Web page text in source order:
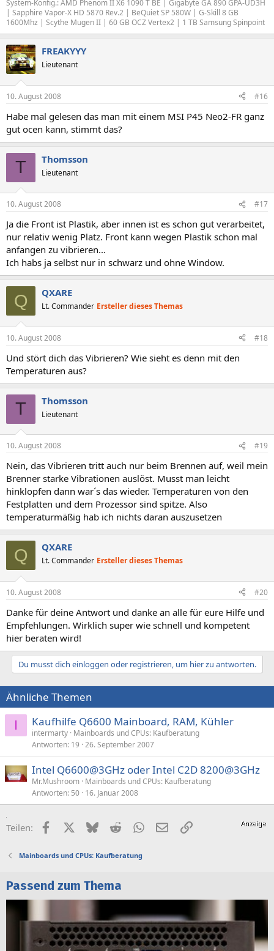
System-Konfig.: AMD Phenom II X6 1090 T BE | Gigabyte GA 890 GPA-UD3H
| Sapphire Vapor-X HD 5870 Rev.2 | BeQuiet SP 580W | G-Skill 8 GB
1600Mhz | Scythe Mugen II | 60 GB OCZ Vertex2 | 1 TB Samsung Spinpoint
FREAKYYY
Lieutenant
10. August 2008 #16
Habe mal gelesen das man mit einem MSI P45 Neo2-FR ganz
gut ocen kann, stimmt das?
T Thomsson
Lieutenant
10. August 2008 #17
Ja die Front ist Plastik, aber innen ist es schon gut verarbeitet,
nur relativ wenig Platz. Front kann wegen Plastik schon mal
anfangen zu vibrieren...
Ich habs ja selbst nur in schwarz und ohne Window.
Q QXARE
Lt. Commander Ersteller dieses Themas
10. August 2008 #18
Und stört dich das Vibrieren? Wie sieht es denn mit den
Temperaturen aus?
T Thomsson
Lieutenant
10. August 2008 #19
Nein, das Vibrieren tritt auch nur beim Brennen auf, weil mein
Brenner starke Vibrationen auslöst. Musst man leicht
hinklopfen dann war´s das wieder. Temperaturen von den
Festplatten und dem Prozessor sind spitze. Also
temperaturmäßig hab ich nichts daran auszusetzen
Q QXARE
Lt. Commander Ersteller dieses Themas
10. August 2008 #20
Danke für deine Antwort und danke an alle für eure Hilfe und
Empfehlungen. Wirklich super wie schnell und kompetent
hier beraten wird!
Du musst dich einloggen oder registrieren, um hier zu antworten.
Ähnliche Themen
I Kaufhilfe Q6600 Mainboard, RAM, Kühler
intermarty Mainboards und CPUs: Kaufberatung
Antworten 19 26. September 2007
Intel Q6600@3GHz oder Intel C2D 8200@3GHz
Mr.Mushroom Mainboards und CPUs: Kaufberatung
Antworten 50 16. Januar 2008
Teilen: FacebookX (Twitter)
BlueskyRedditWhatsApp
E-MailLink
Mainboards und CPUs: Kaufberatung
Passend zum Thema